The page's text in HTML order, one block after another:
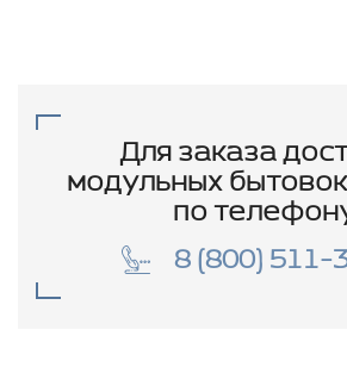
Для заказа
модульных
по
8 (800) 511-